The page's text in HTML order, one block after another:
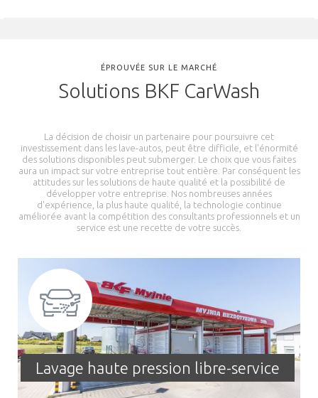
ÉPROUVÉE SUR LE MARCHÉ
Solutions BKF CarWash
La décision de choisir un partenaire pour poursuivre cet
investissement dans les lave-autos, peut être difficile, et l'énormité
des solutions disponibles peut submerger. Le choix que vous faites
aura un impact sur votre entreprise tout entière. Par conséquent les
attitudes sur les solutions de haute qualité et la possibilité de
développer votre entreprise. Nos nombreuses années
d'expérience, la plus haute qualité, la technologie continue
améliorée avant la compétition des consultants professionnels et un
service est une recette de votre succès.
Lavage haute pression libre-service